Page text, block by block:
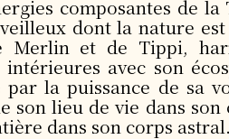
composantes de
dont la nature est
Merlin et de Tippi,
intérieures avec son
la puissance de sa
son lieu de vie dans
dans son corps